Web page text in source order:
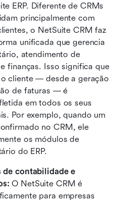
ERP. Diferente de CRMs
principalmente com
o NetSuite CRM faz
unificada que gerencia
atendimento de
e finanças. Isso significa que
cliente — desde a geração
de faturas — é
em todos os seus
Por exemplo, quando um
no CRM, ele
os módulos de
do ERP.
de contabilidade e
O NetSuite CRM é
para empresas